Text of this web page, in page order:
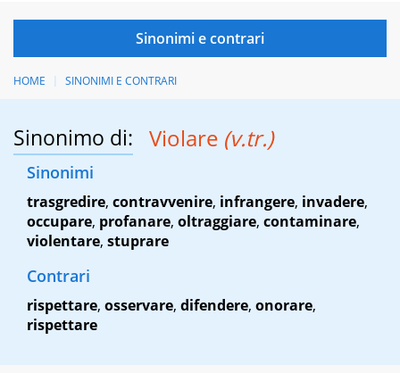
HOME SINONIMI E CONTRARI
Sinonimo di: Violare (v.tr.)
Sinonimi
trasgredire, contravvenire, infrangere, invadere,
occupare, profanare, oltraggiare, contaminare,
violentare, stuprare
Contrari
rispettare, osservare, difendere, onorare,
rispettare